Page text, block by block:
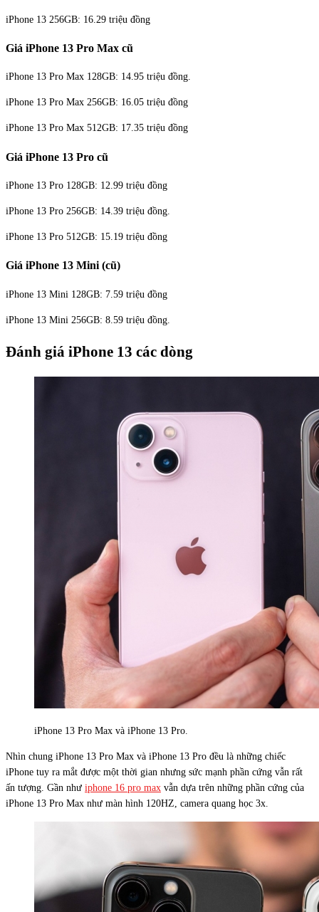
iPhone 13 256GB: 16.29 triệu đồng
Giá iPhone 13 Pro Max cũ
iPhone 13 Pro Max 128GB: 14.95 triệu đồng.
iPhone 13 Pro Max 256GB: 16.05 triệu đồng
iPhone 13 Pro Max 512GB: 17.35 triệu đồng
Giá iPhone 13 Pro cũ
iPhone 13 Pro 128GB: 12.99 triệu đồng
iPhone 13 Pro 256GB: 14.39 triệu đồng.
iPhone 13 Pro 512GB: 15.19 triệu đồng
Giá iPhone 13 Mini (cũ)
iPhone 13 Mini 128GB: 7.59 triệu đồng
iPhone 13 Mini 256GB: 8.59 triệu đồng.
Đánh giá iPhone 13 các dòng
iPhone 13 Pro Max và iPhone 13 Pro.
Nhìn chung iPhone 13 Pro Max và iPhone 13 Pro đều là những chiếc
iPhone tuy ra mắt được một thời gian nhưng sức mạnh phần cứng vẫn rất
ấn tượng. Gần như iphone 16 pro max vẫn dựa trên những phần cứng của
iPhone 13 Pro Max như màn hình 120HZ, camera quang học 3x.